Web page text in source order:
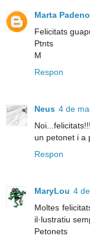
Marta
Felicitats
Ptnts
M
Respon
Neus 4 de
un petonet i a
Respon
MaryLou 4
Moltes
il·lustratiu
Petonets